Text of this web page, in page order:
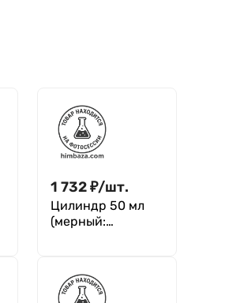
1 732₽/шт.
Цилиндр 50 мл
(мерный:
Цилиндр 3-50-2
(Алкомплект)